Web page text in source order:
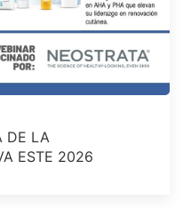
DE LA
ESTE 2026